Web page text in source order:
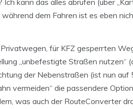
kann das alles abrufen (über
dem Fahren ist es eben
für KFZ gesperrten
„unbefestigte Straßen nutzen“
der Nebenstraßen (ist nun
vermeiden“ die passendere
was auch der RouteConverter